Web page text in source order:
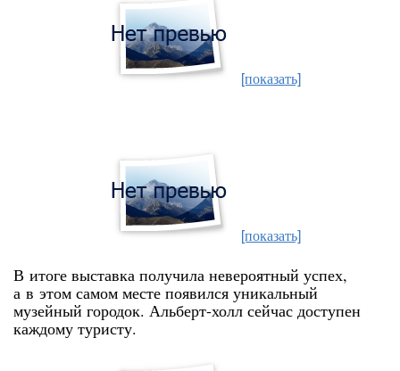
[показать]
[показать]
В итоге выставка получила невероятный успех,
а в этом самом месте появился уникальный
музейный городок. Альберт-холл сейчас доступен
каждому туристу.